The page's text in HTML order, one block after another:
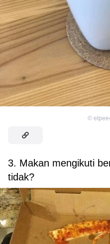
©
3. Makan mengikuti
tidak?